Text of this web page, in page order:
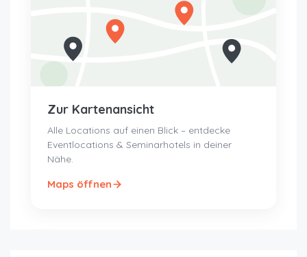
Zur Kartenansicht
Alle Locations auf einen Blick – entdecke
Eventlocations & Seminarhotels in deiner
Nähe.
Maps öffnen